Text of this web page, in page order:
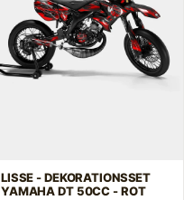
LISSE - DEKORATIONSSET
YAMAHA DT 50CC - ROT